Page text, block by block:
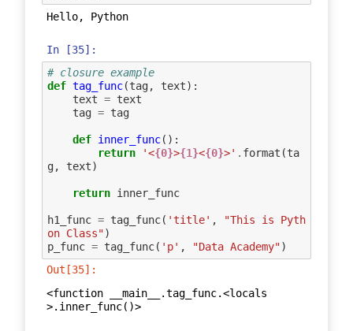
Hello, Python
In [35]:
# closure example
def tag_func(tag, text):
text = text
tag = tag
def inner_func():
return
'<{0}>{1}<{0}>' . format (ta
g, text)
return inner_func
h1_func = tag_func( 'title' ,
"This is Pyth
on Class")
p_func = tag_func( 'p' , "Data Academy")
Out[35]:
<function __main__.tag_func.<locals
>.inner_func()>